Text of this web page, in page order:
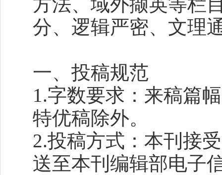
分、逻辑严密、文理
一、投稿规范
1.字数要求：来稿篇
特优稿除外。
2.投稿方式：本刊接
送至本刊编辑部电子